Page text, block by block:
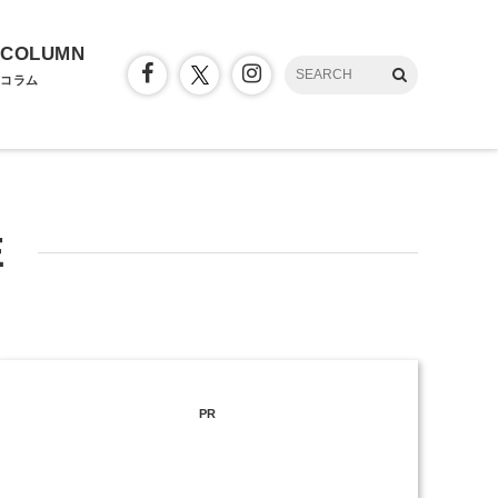
COLUMN
コラム
PR